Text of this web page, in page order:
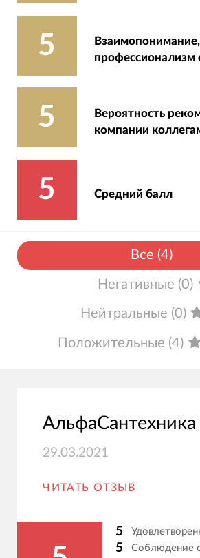
5
Взаимопонимание,
профессионализм
5
Вероятность
компании
5 Средний балл
Все (4)
Негативные (0)
Нейтральные (0)
Положительные (4)
АльфаСантехника
29.03.2021
ЧИТАТЬ ОТЗЫВ
5
5 Соблюдение